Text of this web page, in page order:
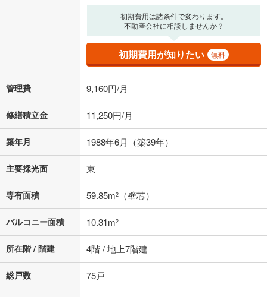
初期費用は諸条件で変わります。
不動産会社に相談しませんか？
初期費用が知りたい 無料
管理費 9,160円/月
修繕積立金 11,250円/月
築年月 1988年6月（築39年）
主要採光面 東
専有面積 59.85m2 （壁芯）
バルコニー面積 10.31m2
所在階 / 階建 4階 / 地上7階建
総戸数 75戸